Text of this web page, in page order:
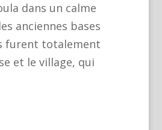
dans un calme
anciennes bases
furent totalement
et le village, qui